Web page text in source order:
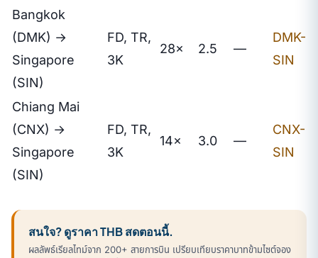
Bangkok
(DMK) →
Singapore
(SIN)
FD, TR,
3K
28× 2.5 —
DMK-
SIN
Chiang Mai
(CNX) →
Singapore
(SIN)
FD, TR,
3K
14× 3.0 —
CNX-
SIN
สนใจ? ดูราคา THB สดตอนนี้.
ผลลัพธ์เรียลไทม์จาก 200+ สายการบิน เปรียบเทียบราคาบาทข้ามไซต์จอง